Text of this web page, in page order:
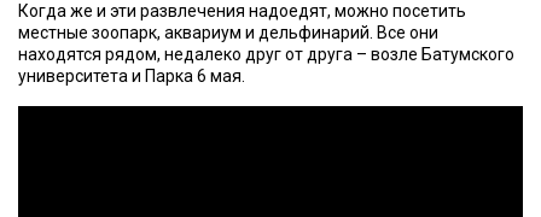
Когда же и эти развлечения надоедят, можно посетить
местные зоопарк, аквариум и дельфинарий. Все они
находятся рядом, недалеко друг от друга – возле Батумского
университета и Парка 6 мая.